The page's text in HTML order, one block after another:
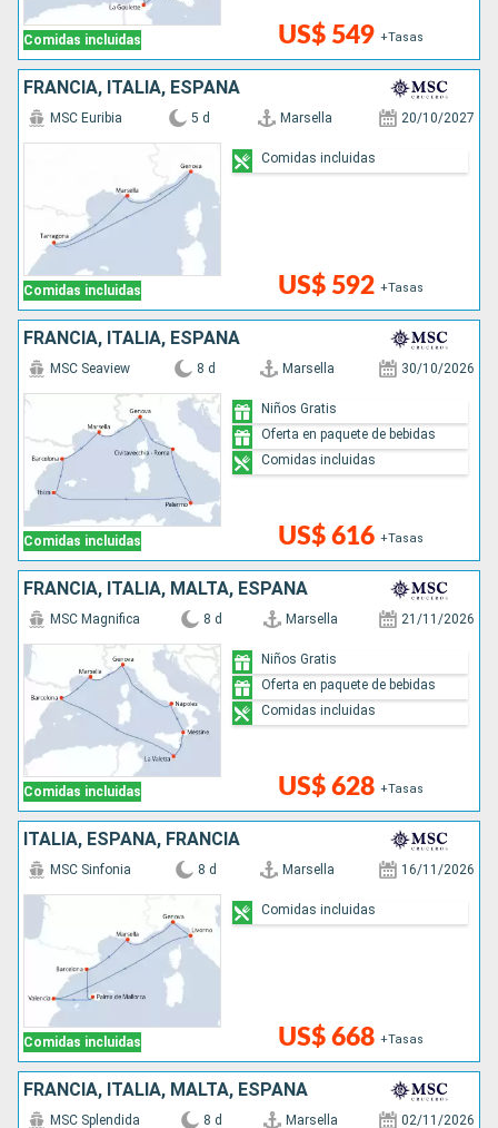
Comidas incluidas US$ 549 +Tasas
FRANCIA, ITALIA, ESPAÑA
Comidas incluidas
MSC Euribia 5 d Marsella 20/10/2027
US$ 592 +Tasas
Comidas incluidas
FRANCIA, ITALIA, ESPAÑA
Comidas incluidas
MSC Seaview 8 d Marsella 30/10/2026
US$ 616 +Tasas
Niños Gratis
Oferta en paquete de bebidas
Comidas incluidas
FRANCIA, ITALIA, MALTA, ESPAÑA
Comidas incluidas
MSC Magnifica 8 d Marsella 21/11/2026
US$ 628 +Tasas
Niños Gratis
Oferta en paquete de bebidas
Comidas incluidas
ITALIA, ESPAÑA, FRANCIA
Comidas incluidas
MSC Sinfonia 8 d Marsella 16/11/2026
US$ 668 +Tasas
Comidas incluidas
FRANCIA, ITALIA, MALTA, ESPAÑA
MSC Splendida 8 d Marsella 02/11/2026